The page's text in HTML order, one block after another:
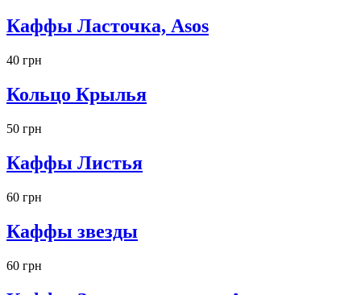
Каффы Ласточка, Asos
40 грн
Кольцо Крылья
50 грн
Каффы Листья
60 грн
Каффы звезды
60 грн